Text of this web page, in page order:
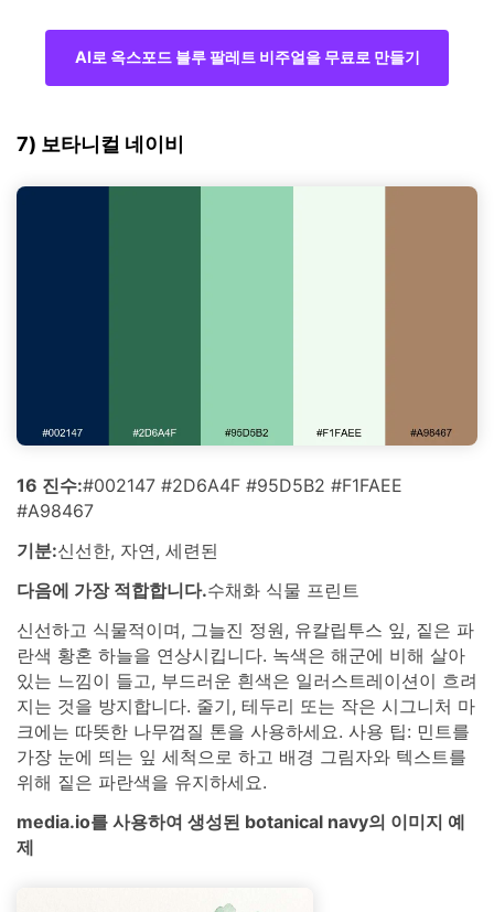
AI로 옥스포드 블루 팔레트 비주얼을 무료로 만들기
7) 보타니컬 네이비
16 진수:#002147 #2D6A4F #95D5B2 #F1FAEE
#A98467
기분:신선한, 자연, 세련된
다음에 가장 적합합니다.수채화 식물 프린트
신선하고 식물적이며, 그늘진 정원, 유칼립투스 잎, 짙은 파
란색 황혼 하늘을 연상시킵니다. 녹색은 해군에 비해 살아
있는 느낌이 들고, 부드러운 흰색은 일러스트레이션이 흐려
지는 것을 방지합니다. 줄기, 테두리 또는 작은 시그니처 마
크에는 따뜻한 나무껍질 톤을 사용하세요. 사용 팁: 민트를
가장 눈에 띄는 잎 세척으로 하고 배경 그림자와 텍스트를
위해 짙은 파란색을 유지하세요.
media.io를 사용하여 생성된 botanical navy의 이미지 예
제